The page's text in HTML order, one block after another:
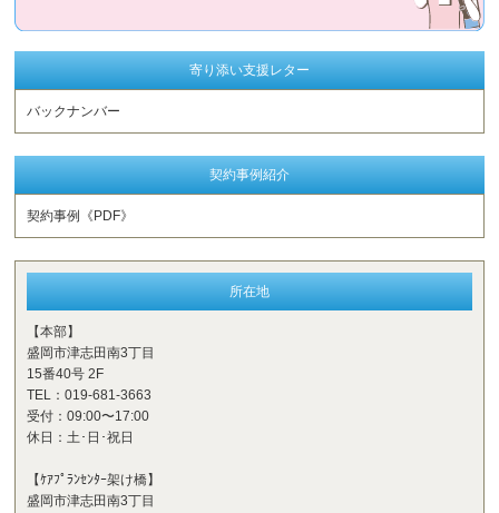
寄り添い支援レター
バックナンバー
契約事例紹介
契約事例《PDF》
所在地
【本部】
盛岡市津志田南3丁目
15番40号 2F
TEL：019-681-3663
受付：09:00〜17:00
休日：土･日･祝日
【ｹｱﾌﾟﾗﾝｾﾝﾀｰ架け橋】
盛岡市津志田南3丁目